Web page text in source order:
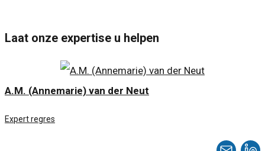
Laat onze expertise u helpen
A.M. (Annemarie) van der Neut
Expert regres